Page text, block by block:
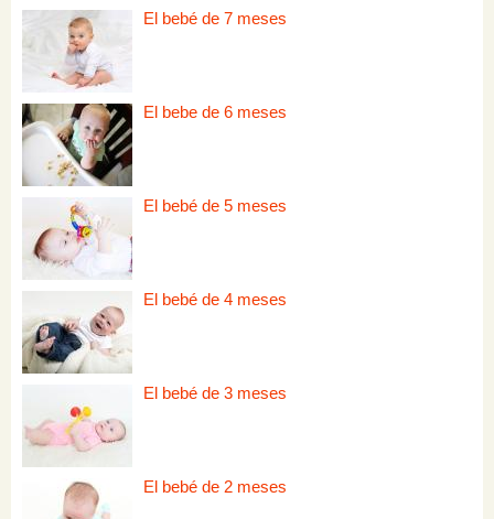
El bebé de 7 meses
El bebe de 6 meses
El bebé de 5 meses
El bebé de 4 meses
El bebé de 3 meses
El bebé de 2 meses